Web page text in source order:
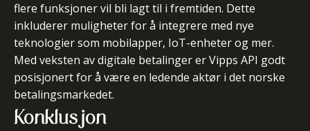
flere funksjoner vil bli lagt til i fremtiden. Dette
inkluderer muligheter for å integrere med nye
teknologier som mobilapper, IoT-enheter og mer.
Med veksten av digitale betalinger er Vipps API godt
posisjonert for å være en ledende aktør i det norske
betalingsmarkedet.
Konklusjon